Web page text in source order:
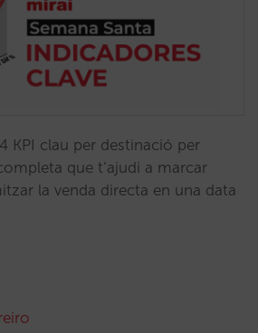
KPI clau per destinació per
que t’ajudi a marcar
la venda directa en una data